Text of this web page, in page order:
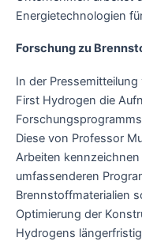
Energietechnologien
Forschung zu
In der
First Hydrogen die
Diese von Professor
Arbeiten
umfassenderen
Brennstoffmaterialien
Optimierung der
Hydrogens